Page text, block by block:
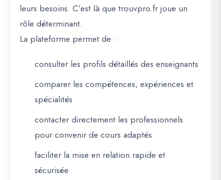
leurs besoins. C’est là que trouvpro.frjoue un
rôle déterminant.
La plateforme permet de :
consulter les profils détaillés des enseignants
comparer les compétences, expériences et
spécialités
contacter directement les professionnels
pour convenir de cours adaptés
faciliter la mise en relation rapide et
sécurisée